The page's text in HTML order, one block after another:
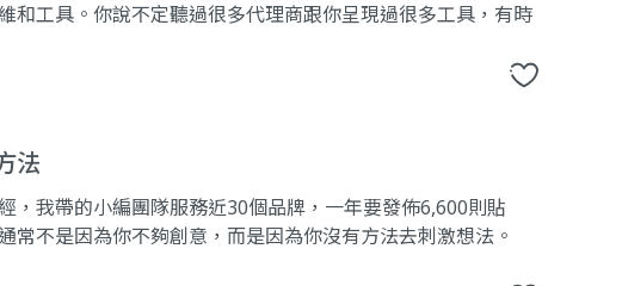
和工具。你說不定聽過很多代理商跟你呈現過很多工具，有時
法
，我帶的小編團隊服務近30個品牌，一年要發佈6,600則貼
常不是因為你不夠創意，而是因為你沒有方法去刺激想法。